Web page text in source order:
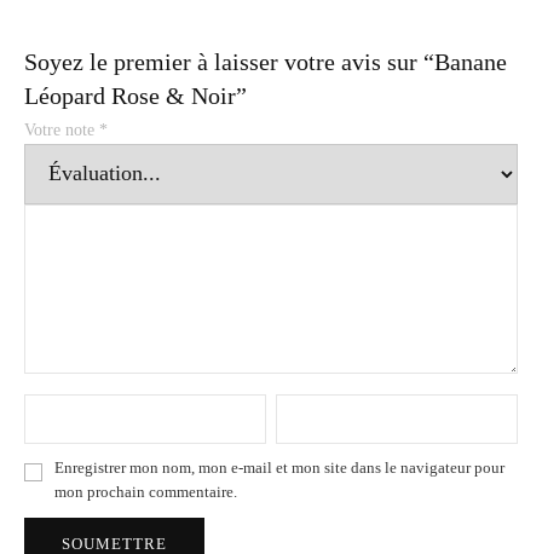
Soyez le premier à laisser votre avis sur “Banane
Léopard Rose & Noir”
Votre note *
Enregistrer mon nom, mon e-mail et mon site dans le navigateur pour
mon prochain commentaire.